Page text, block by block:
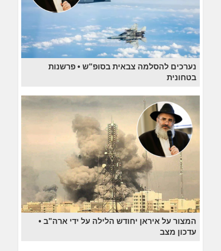
נערכים להסלמה צבאית בסופ"ש • פרשנות
בטחונית
המצור על איראן יחודש הלילה על ידי ארה"ב •
עדכון מצב